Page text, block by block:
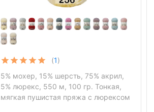
(1)
5% мохер, 15% шерсть, 75% акрил,
5% люрекс, 550 м, 100 гр. Тонкая,
мягкая пушистая пряжа с люрексом